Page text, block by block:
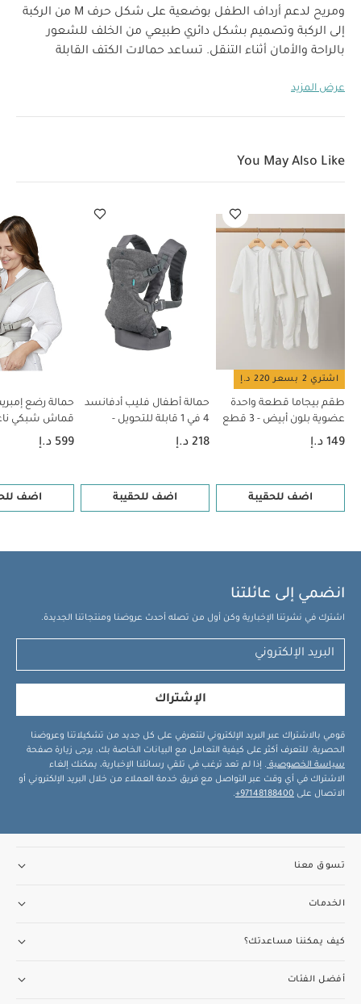
ومريح لدعم أرداف الطفل بوضعية على شكل حرف M من الركبة
إلى الركبة وتصميم بشكل دائري طبيعي من الخلف للشعور
بالراحة والأمان أثناء التنقل. تساعد حمالات الكتف القابلة
والشعور بالراحة، مما يجعلها الخيار المفضل للآباء والأمهات.
للحمل في الأمام أو على الظهر
العمر المناسب: 5.4 - 18.1 كغم قد يعجبك أيضاً:
بيجاما قطعة واحدة عضوية بلون أبيض - 3 قطع
أدفانسد 4 في 1 قابلة للتحويل - إنفانتينو
حمالة رضع إمبريس من قماش
شبكي ناعم من إرغو بيبي - رمادي
حقيبة ظهر أوسلو من بيبا - بيج
حقيبة
يد بتصميم مبطن بلون أسود
عرض المزيد
You May Also Like
اشتري 2 بسعر 220 د.إ
طقم بيجاما قطعة واحدة
عضوية بلون أبيض - 3 قطع
149 د.إ
اضف للحقيبة
حمالة أطفال فليب أدفانسد
4 في 1 قابلة للتحويل -
إنفانتينو
218 د.إ
اضف للحقيبة
حمالة رضع
قماش شبكي
بيبي - رمادي
599 د.إ
اضف
انضمي إلى عائلتنا
اشترك في نشرتنا الإخبارية وكن أول من تصله أحدث عروضنا ومنتجاتنا الجديدة.
الإشتراك
قومي بالاشتراك عبر البريد الإلكتروني لتتعرفي على كل جديد من تشكيلاتنا وعروضنا
الحصرية. للتعرف أكثر على كيفية التعامل مع البيانات الخاصة بك، يرجى زيارة صفحة
سياسة الخصوصية . إذا لم تعد ترغب في تلقي رسائلنا الإخبارية، يمكنك إلغاء
الاشتراك في أي وقت عبر التواصل مع فريق خدمة العملاء من خلال البريد الإلكتروني أو
الاتصال على 97148188400+
.
تسوق معنا
الخدمات
كيف يمكننا مساعدتك؟
أفضل الفئات